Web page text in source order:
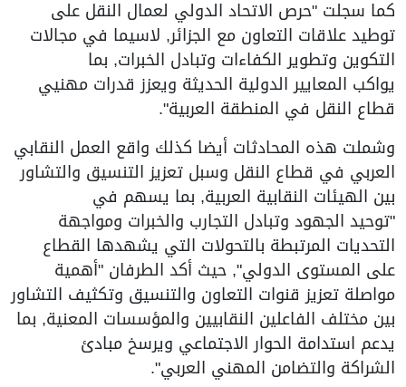
كما سجلت "حرص الاتحاد الدولي لعمال النقل على
توطيد علاقات التعاون مع الجزائر, لاسيما في مجالات
التكوين وتطوير الكفاءات وتبادل الخبرات, بما
يواكب المعايير الدولية الحديثة ويعزز قدرات مهنيي
قطاع النقل في المنطقة العربية".
وشملت هذه المحادثات أيضا كذلك واقع العمل النقابي
العربي في قطاع النقل وسبل تعزيز التنسيق والتشاور
بين الهيئات النقابية العربية, بما يسهم في
"توحيد الجهود وتبادل التجارب والخبرات ومواجهة
التحديات المرتبطة بالتحولات التي يشهدها القطاع
على المستوى الدولي", حيث أكد الطرفان "أهمية
مواصلة تعزيز قنوات التعاون والتنسيق وتكثيف التشاور
بين مختلف الفاعلين النقابيين والمؤسسات المعنية, بما
يدعم استدامة الحوار الاجتماعي ويرسخ مبادئ
الشراكة والتضامن المهني العربي".